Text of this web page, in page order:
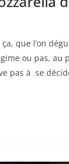
que l’on
ou pas, au
pas à se